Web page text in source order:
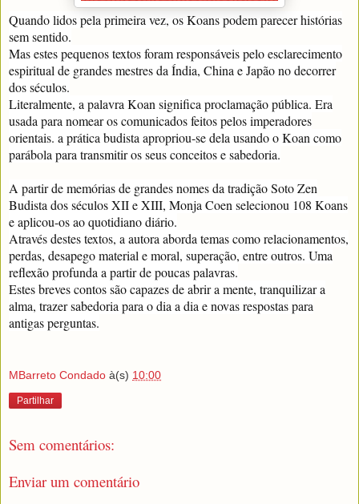
Quando lidos pela primeira vez, os Koans podem parecer histórias
sem sentido.
Mas estes pequenos textos foram responsáveis pelo esclarecimento
espiritual de grandes mestres da Índia, China e Japão no decorrer
dos séculos.
Literalmente, a palavra Koan significa proclamação pública. Era
usada para nomear os comunicados feitos pelos imperadores
orientais. a prática budista apropriou-se dela usando o Koan como
parábola para transmitir os seus conceitos e sabedoria.
A partir de memórias de grandes nomes da tradição Soto Zen
Budista dos séculos XII e XIII, Monja Coen selecionou 108 Koans
e aplicou-os ao quotidiano diário.
Através destes textos, a autora aborda temas como relacionamentos,
perdas, desapego material e moral, superação, entre outros. Uma
reflexão profunda a partir de poucas palavras.
Estes breves contos são capazes de abrir a mente, tranquilizar a
alma, trazer sabedoria para o dia a dia e novas respostas para
antigas perguntas.
MBarreto Condado à(s) 10:00
Partilhar
Sem comentários:
Enviar um comentário